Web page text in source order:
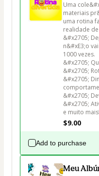
Uma
materiais
uma rotina
realidade
&#x2705;
n&#xE3;o
1000 vezes.
&#x2705;
&#x2705;
&#x2705;
&#x2705;
&#x2705;
e muito mais!
$9.00
Add to purchase
Meu